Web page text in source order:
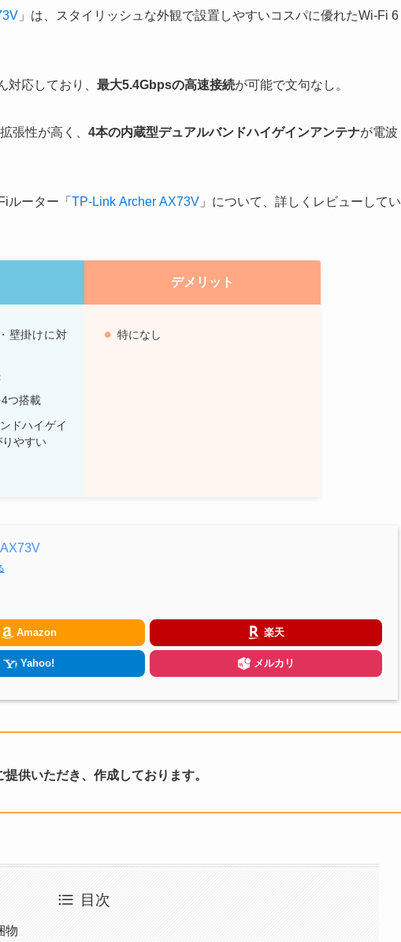
」は、スタイリッシュな外観で設置しやすいコスパに優れたWi-Fi 6
応しており、 最大5.4Gbpsの高速接続が可能で文句なし。
張性が高く、 4本の内蔵型デュアルバンドハイゲインアンテナが電波
ルーター「 TP-Link Archer AX73V 」について、詳しくレビューしてい
デメリット
壁掛けに対
つ搭載
ドハイゲイ
やすい
特になし
Amazon 楽天
Yahoo! メルカリ
供いただき、作成しております。
目次
物